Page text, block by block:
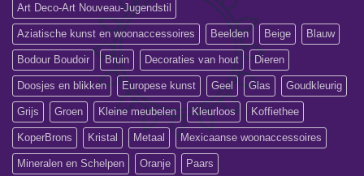
Art Deco-Art Nouveau-Jugendstil
Aziatische kunst en woonaccessoires Beelden Beige Blauw
Bodour Boudoir Bruin Decoraties van hout Dieren
Doosjes en blikken Europese kunst Geel Glas Goudkleurig
Grijs Groen Kleine meubelen Kleurloos Koffiethee
KoperBrons Kristal Metaal Mexicaanse woonaccessoires
Mineralen en Schelpen Oranje Paars